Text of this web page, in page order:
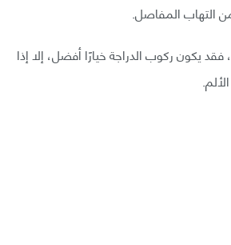
من التهاب المفاصل.
يكون ركوب الدراجة خيارًا أفضل، إلا إذا